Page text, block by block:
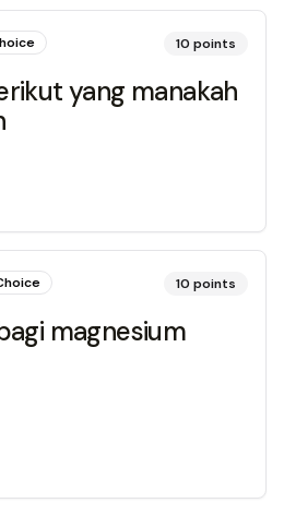
10 points
yang manakah
10 points
magnesium